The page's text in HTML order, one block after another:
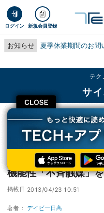
ログイン 新規会員登録
お知らせ 夏季休業期間のお問
テク
サ
TECH+ テクノロジー
サイエン
JSTとIMC、CNTを利用した再利用
JSTとIMC、CNTを
機能性「不斉触媒」
掲載日 2013/04/23 10:51
著者： デイビー日高